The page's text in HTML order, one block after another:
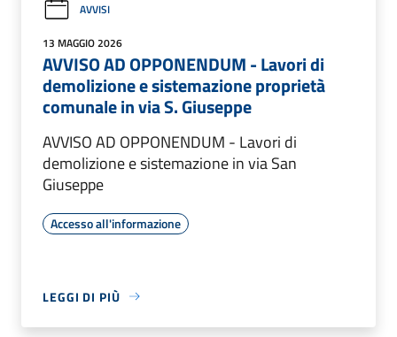
AVVISI
13 MAGGIO 2026
AVVISO AD OPPONENDUM - Lavori di
demolizione e sistemazione proprietà
comunale in via S. Giuseppe
AVVISO AD OPPONENDUM - Lavori di
demolizione e sistemazione in via San
Giuseppe
Accesso all'informazione
LEGGI DI PIÙ